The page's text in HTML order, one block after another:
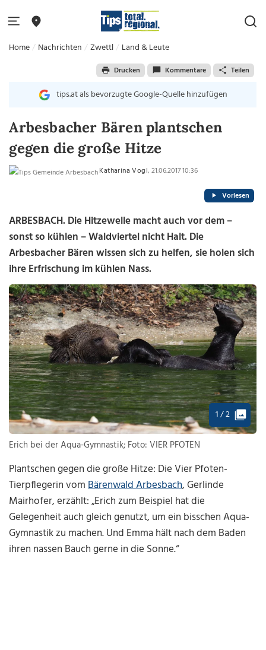
Home Nachrichten Zwettl Land & Leute
Drucken Kommentare Teilen
tips.at als bevorzugte Google-Quelle hinzufügen
Arbesbacher Bären plantschen
gegen die große Hitze
Katharina Vogl, 21.06.2017 10:36
Vorlesen
ARBESBACH. Die Hitzewelle macht auch vor dem –
sonst so kühlen – Waldviertel nicht Halt. Die
Arbesbacher Bären wissen sich zu helfen, sie holen sich
ihre Erfrischung im kühlen Nass.
1 / 2
Erich bei der Aqua-Gymnastik; Foto: VIER PFOTEN
Plantschen gegen die große Hitze: Die Vier Pfoten-
Tierpflegerin vomBärenwald Arbesbach, Gerlinde
Mairhofer, erzählt: „Erich zum Beispiel hat die
Gelegenheit auch gleich genutzt, um ein bisschen Aqua-
Gymnastik zu machen. Und Emma hält nach dem Baden
ihren nassen Bauch gerne in die Sonne.“